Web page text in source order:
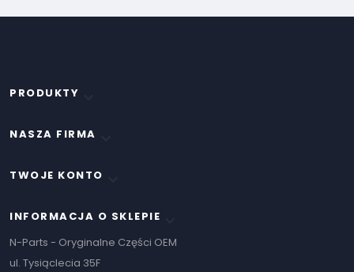
PRODUKTY
NASZA FIRMA
TWOJE KONTO
INFORMACJA O SKLEPIE
N-Parts - Oryginalne Części OEM
ul. Tysiąclecia 35F